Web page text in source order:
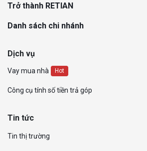
Trở thành RETIAN
Danh sách chi nhánh
Dịch vụ
Vay mua nhà Hot
Công cụ tính số tiền trả góp
Tin tức
Tin thị trường